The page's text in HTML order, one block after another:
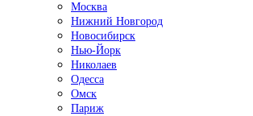
Москва
Нижний Новгород
Новосибирск
Нью-Йорк
Николаев
Одесса
Омск
Париж